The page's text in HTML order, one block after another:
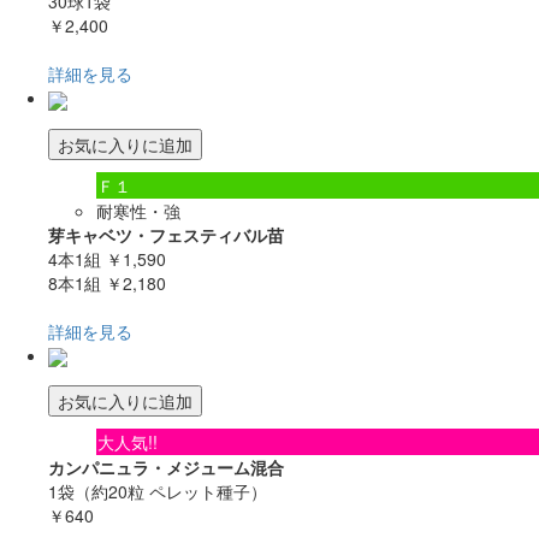
￥2,400
詳細を見る
お気に入りに追加
Ｆ１
耐寒性・強
芽キャベツ・フェスティバル苗
4本1組 ￥1,590
8本1組 ￥2,180
詳細を見る
お気に入りに追加
大人気!!
カンパニュラ・メジューム混合
1袋（約20粒 ペレット種子）
￥640